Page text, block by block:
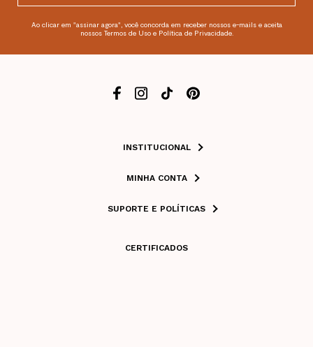
Ao clicar em "assinar agora", você concorda em receber nossos e-mails e aceita
nossos Termos de Uso e Política de Privacidade.
INSTITUCIONAL
MINHA CONTA
SUPORTE E POLÍTICAS
CERTIFICADOS